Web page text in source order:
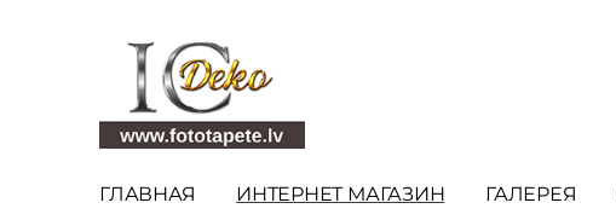
ГЛАВНАЯ ИНТЕРНЕТ МАГАЗИН ГАЛЕРЕЯ